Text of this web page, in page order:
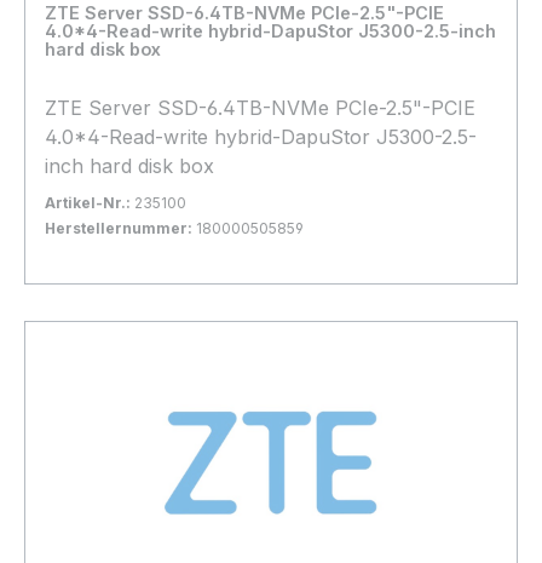
ZTE Server SSD-6.4TB-NVMe PCIe-2.5"-PCIE
4.0*4-Read-write hybrid-DapuStor J5300-2.5-inch
hard disk box
ZTE Server SSD-6.4TB-NVMe PCIe-2.5"-PCIE
4.0*4-Read-write hybrid-DapuStor J5300-2.5-
inch hard disk box
Artikel-Nr.: 235100
Herstellernummer: 180000505859
In den Warenkorb